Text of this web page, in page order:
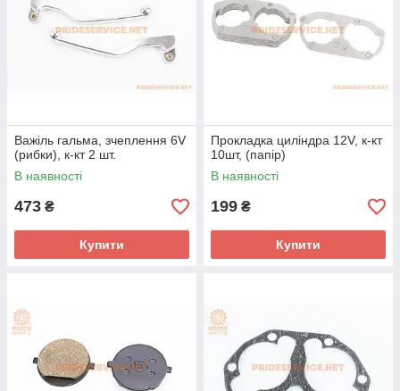
Важіль гальма, зчеплення 6V
(рибки), к-кт 2 шт.
В наявності
473 ₴
Купити
Прокладка циліндра 12V, к-кт
10шт, (папір)
В наявності
199 ₴
Купити